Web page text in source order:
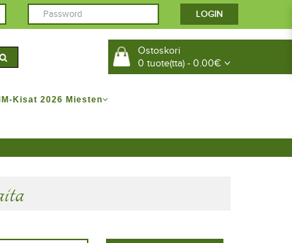
Ostoskori
0 tuote(tta) - 0.00€
Kisat 2026 Miesten